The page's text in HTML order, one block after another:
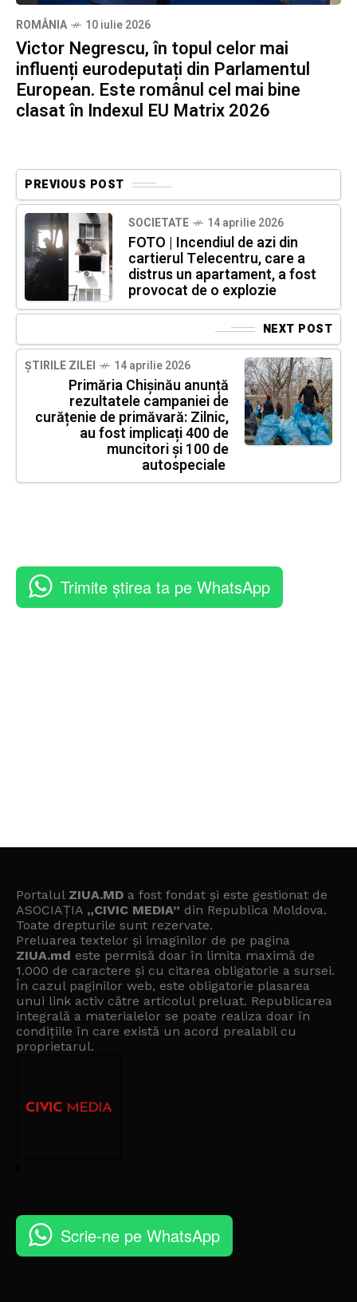
ROMÂNIA 10 iulie 2026
Victor Negrescu, în topul celor mai
influenți eurodeputați din Parlamentul
European. Este românul cel mai bine
clasat în Indexul EU Matrix 2026
PREVIOUS POST
SOCIETATE 14 aprilie 2026
FOTO | Incendiul de azi din
cartierul Telecentru, care a
distrus un apartament, a fost
provocat de o explozie
NEXT POST
ȘTIRILE ZILEI 14 aprilie 2026
Primăria Chișinău anunță
rezultatele campaniei de
curățenie de primăvară: Zilnic,
au fost implicați 400 de
muncitori și 100 de
autospeciale
Trimite știrea ta pe WhatsApp
Portalul ZIUA.MD a fost fondat și este gestionat de
ASOCIAȚIA „CIVIC MEDIA” din Republica Moldova.
Toate drepturile sunt rezervate.
Preluarea textelor și imaginilor de pe pagina
ZIUA.md este permisă doar în limita maximă de
1.000 de caractere și cu citarea obligatorie a sursei.
În cazul paginilor web, este obligatorie plasarea
unui link activ către articolul preluat. Republicarea
integrală a materialelor se poate realiza doar în
condițiile în care există un acord prealabil cu
proprietarul.
Scrie-ne pe WhatsApp